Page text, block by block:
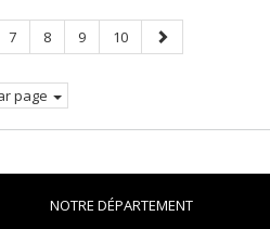
Page
7 Page
8 Page
9 Page
10
Page
suivante
page
NOTRE DÉPARTEMENT